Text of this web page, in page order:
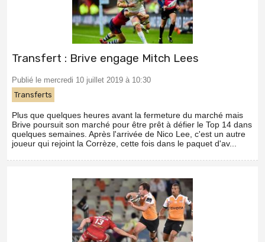
Transfert : Brive engage Mitch Lees
Publié le mercredi 10 juillet 2019 à 10:30
Transferts
Plus que quelques heures avant la fermeture du marché mais
Brive poursuit son marché pour être prêt à défier le Top 14 dans
quelques semaines. Après l'arrivée de Nico Lee, c'est un autre
joueur qui rejoint la Corrèze, cette fois dans le paquet d'av...